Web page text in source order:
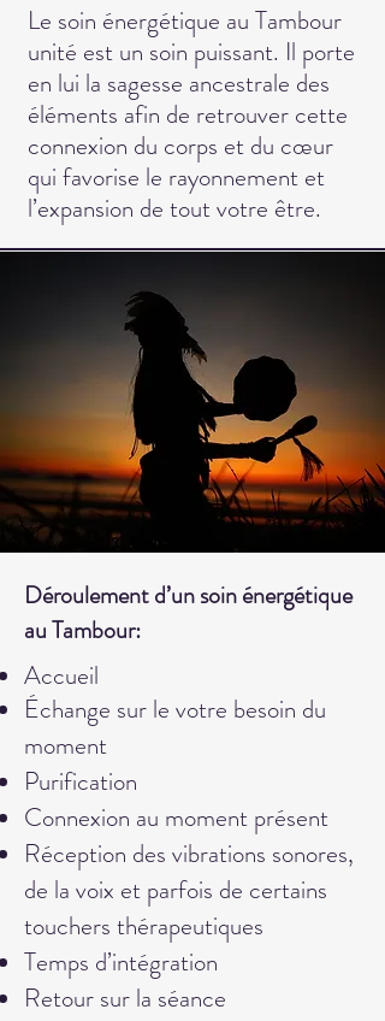
Le soin énergétique au Tambour
unité est un soin puissant. Il porte
en lui la sagesse ancestrale des
éléments afin de retrouver cette
connexion du corps et du cœur
qui favorise le rayonnement et
l’expansion de tout votre être.
Déroulement d’un soin énergétique
au Tambour:
Accueil
Échange sur le votre besoin du
moment
Purification
Connexion au moment présent
Réception des vibrations sonores,
de la voix et parfois de certains
touchers thérapeutiques
Temps d’intégration
Retour sur la séance